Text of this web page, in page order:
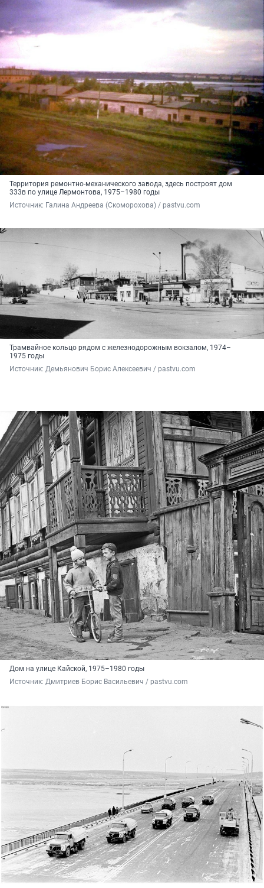
Территория ремонтно-механического завода, здесь построят дом
333в по улице Лермонтова, 1975–1980 годы
Источник: Галина Андреева (Скоморохова) / pastvu.com
Трамвайное кольцо рядом с железнодорожным вокзалом, 1974–
1975 годы
Источник: Демьянович Борис Алексеевич / pastvu.com
Дом на улице Кайской, 1975–1980 годы
Источник: Дмитриев Борис Васильевич / pastvu.com